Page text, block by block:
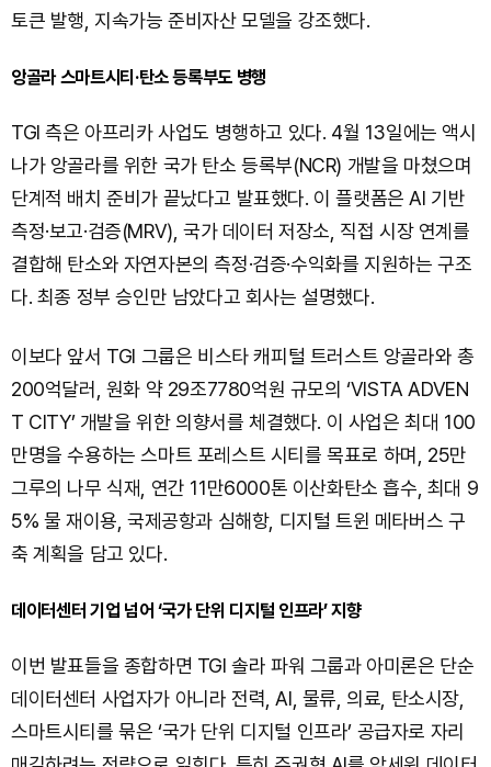
토큰 발행, 지속가능 준비자산 모델을 강조했다.
앙골라 스마트시티·탄소 등록부도 병행
TGI 측은 아프리카 사업도 병행하고 있다. 4월 13일에는 액시
나가 앙골라를 위한 국가 탄소 등록부(NCR) 개발을 마쳤으며
단계적 배치 준비가 끝났다고 발표했다. 이 플랫폼은 AI 기반
측정·보고·검증(MRV), 국가 데이터 저장소, 직접 시장 연계를
결합해 탄소와 자연자본의 측정·검증·수익화를 지원하는 구조
다. 최종 정부 승인만 남았다고 회사는 설명했다.
이보다 앞서 TGI 그룹은 비스타 캐피털 트러스트 앙골라와 총
200억달러, 원화 약 29조7780억원 규모의 ‘VISTA ADVEN
T CITY’ 개발을 위한 의향서를 체결했다. 이 사업은 최대 100
만명을 수용하는 스마트 포레스트 시티를 목표로 하며, 25만
그루의 나무 식재, 연간 11만6000톤 이산화탄소 흡수, 최대 9
5% 물 재이용, 국제공항과 심해항, 디지털 트윈 메타버스 구
축 계획을 담고 있다.
데이터센터 기업 넘어 ‘국가 단위 디지털 인프라’ 지향
이번 발표들을 종합하면 TGI 솔라 파워 그룹과 아미론은 단순
데이터센터 사업자가 아니라 전력, AI, 물류, 의료, 탄소시장,
스마트시티를 묶은 ‘국가 단위 디지털 인프라’ 공급자로 자리